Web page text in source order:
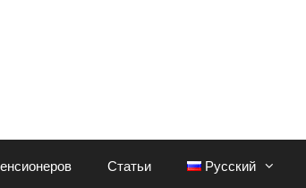
Статьи Русский